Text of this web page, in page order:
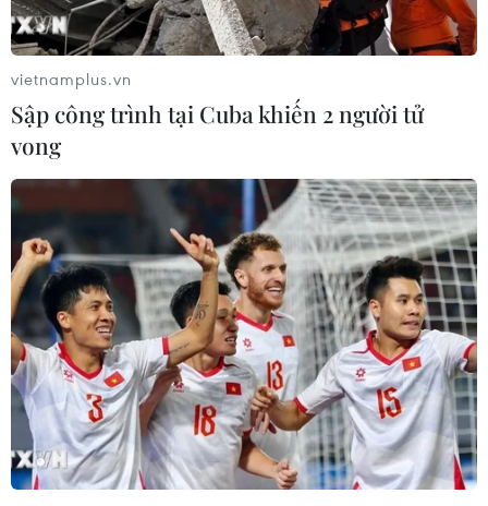
Đồng bảng Anh rơi xuống mức thấp nhất 3
tháng so với đồng USD
16/05/2019 14:24
Trong phiên giao dịch ngày 16/5 tại thị trường London,
đồng bảng Anh giảm phiên thứ chín liên tiếp, chạm
vietnamplus.vn
Sập công trình tại Cuba khiến 2 người tử
vong